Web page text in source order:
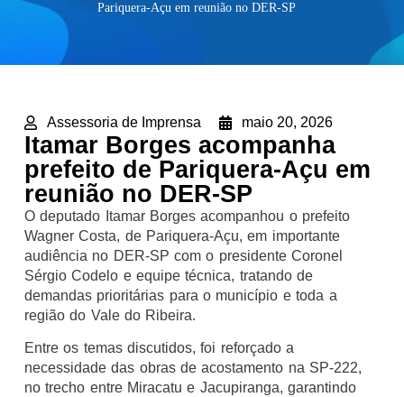
Pariquera-Açu em reunião no DER-SP
Assessoria de Imprensa maio 20, 2026
Itamar Borges acompanha
prefeito de Pariquera-Açu em
reunião no DER-SP
O deputado Itamar Borges acompanhou o prefeito
Wagner Costa, de Pariquera-Açu, em importante
audiência no DER-SP com o presidente Coronel
Sérgio Codelo e equipe técnica, tratando de
demandas prioritárias para o município e toda a
região do Vale do Ribeira.
Entre os temas discutidos, foi reforçado a
necessidade das obras de acostamento na SP-222,
no trecho entre Miracatu e Jacupiranga, garantindo